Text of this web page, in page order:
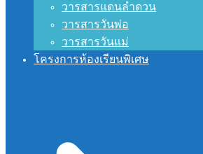
วารสารแดนลำดวน
วารสารวันพ่อ
วารสารวันแม่
โครงการห้องเรียนพิเศษ